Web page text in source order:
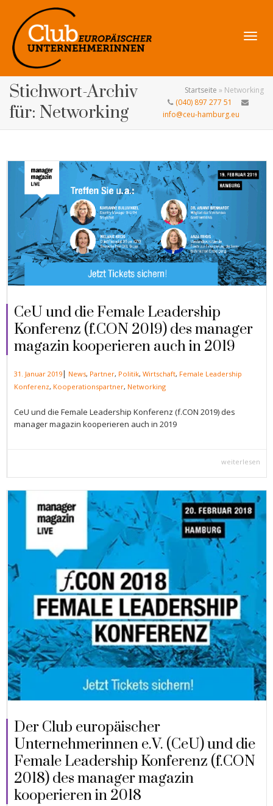
Stichwort-Archiv
für: Networking
Startseite » Networking
(040) 897 277 51
info@ceu-hamburg.eu
CeU und die Female Leadership
Konferenz (f.CON 2019) des manager
magazin kooperieren auch in 2019
31. Januar 2019| News, Partner, Politik, Wirtschaft, Female Leadership
Konferenz, Kooperationspartner, Networking
CeU und die Female Leadership Konferenz (f.CON 2019) des
manager magazin kooperieren auch in 2019
weiterlesen
Der Club europäischer
Unternehmerinnen e.V. (CeU) und die
Female Leadership Konferenz (f.CON
2018) des manager magazin
kooperieren in 2018